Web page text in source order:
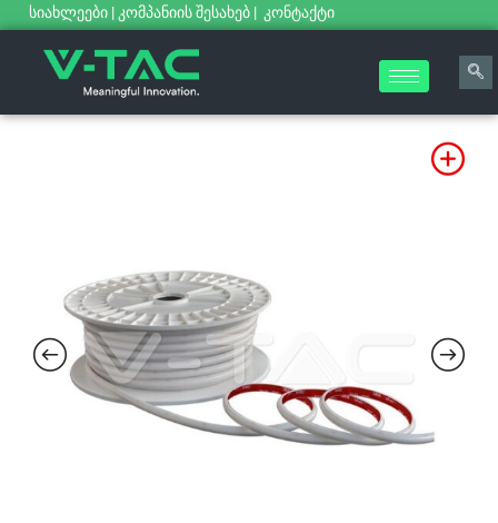
სიახლეები | კომპანიის შესახებ | კონტაქტი